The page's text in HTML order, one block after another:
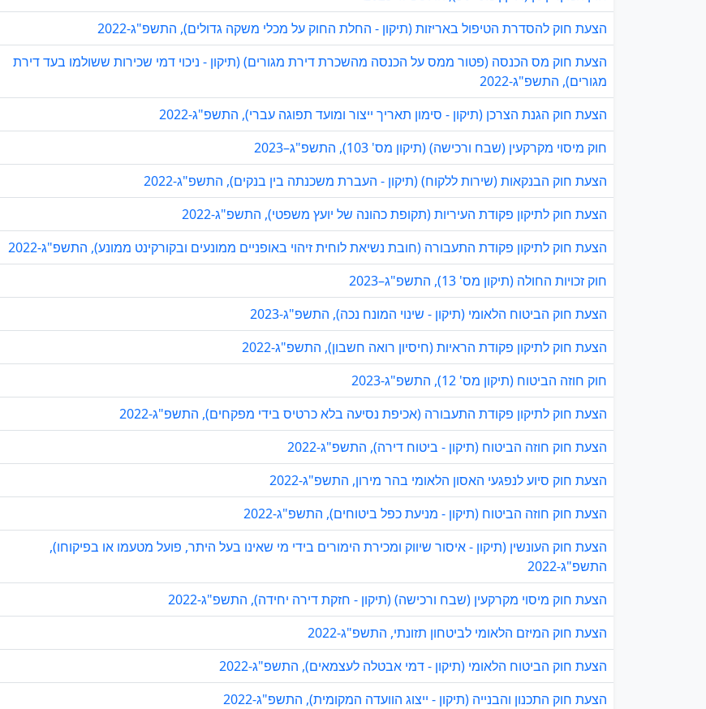
הצעת חוק להסדרת הטיפול באריזות (תיקון - החלת החוק על מכלי משקה גדולים), התשפ"ג-2022
הצעת חוק מס הכנסה (פטור ממס על הכנסה מהשכרת דירת מגורים) (תיקון - ניכוי דמי שכירות ששולמו בעד דירת
מגורים), התשפ"ג-2022
הצעת חוק הגנת הצרכן (תיקון - סימון תאריך ייצור ומועד תפוגה עברי), התשפ"ג-2022
חוק מיסוי מקרקעין (שבח ורכישה) (תיקון מס' 103), התשפ"ג–2023
הצעת חוק הבנקאות (שירות ללקוח) (תיקון - העברת משכנתה בין בנקים), התשפ"ג-2022
הצעת חוק לתיקון פקודת העיריות (תקופת כהונה של יועץ משפטי), התשפ"ג-2022
הצעת חוק לתיקון פקודת התעבורה (חובת נשיאת לוחית זיהוי באופניים ממונעים ובקורקינט ממונע), התשפ"ג-2022
חוק זכויות החולה (תיקון מס' 13), התשפ"ג–2023
הצעת חוק הביטוח הלאומי (תיקון - שינוי המונח נכה), התשפ"ג-2023
הצעת חוק לתיקון פקודת הראיות (חיסיון רואה חשבון), התשפ"ג-2022
חוק חוזה הביטוח (תיקון מס' 12), התשפ"ג-2023
הצעת חוק לתיקון פקודת התעבורה (אכיפת נסיעה בלא כרטיס בידי מפקחים), התשפ"ג-2022
הצעת חוק חוזה הביטוח (תיקון - ביטוח דירה), התשפ"ג-2022
הצעת חוק סיוע לנפגעי האסון הלאומי בהר מירון, התשפ"ג-2022
הצעת חוק חוזה הביטוח (תיקון - מניעת כפל ביטוחים), התשפ"ג-2022
הצעת חוק העונשין (תיקון - איסור שיווק ומכירת הימורים בידי מי שאינו בעל היתר, פועל מטעמו או בפיקוחו),
התשפ"ג-2022
הצעת חוק מיסוי מקרקעין (שבח ורכישה) (תיקון - חזקת דירה יחידה), התשפ"ג-2022
הצעת חוק המיזם הלאומי לביטחון תזונתי, התשפ"ג-2022
הצעת חוק הביטוח הלאומי (תיקון - דמי אבטלה לעצמאים), התשפ"ג-2022
הצעת חוק התכנון והבנייה (תיקון - ייצוג הוועדה המקומית), התשפ"ג-2022